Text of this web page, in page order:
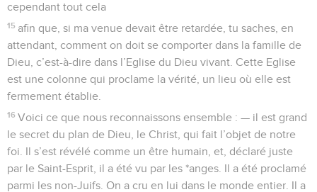
cependant tout cela
15 afin que, si ma venue devait être retardée, tu saches, en
attendant, comment on doit se comporter dans la famille de
Dieu, c’est-à-dire dans l’Eglise du Dieu vivant. Cette Eglise
est une colonne qui proclame la vérité, un lieu où elle est
fermement établie.
16 Voici ce que nous reconnaissons ensemble : — il est grand
le secret du plan de Dieu, le Christ, qui fait l’objet de notre
foi. Il s’est révélé comme un être humain, et, déclaré juste
par le Saint-Esprit, il a été vu par les *anges. Il a été proclamé
parmi les non-Juifs. On a cru en lui dans le monde entier. Il a